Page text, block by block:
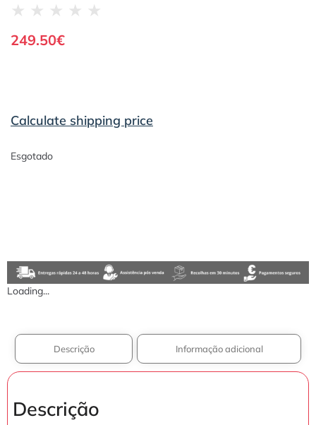
★ ★ ★ ★ ★
249.50€
Calculate shipping price
Esgotado
Loading...
Descrição Informação adicional
Descrição